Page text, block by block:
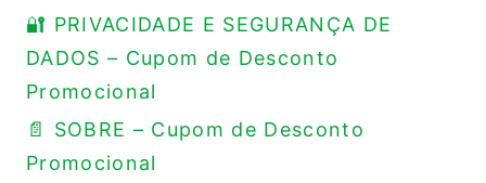
🔐 PRIVACIDADE E SEGURANÇA DE
DADOS – Cupom de Desconto
Promocional
📄 SOBRE – Cupom de Desconto
Promocional